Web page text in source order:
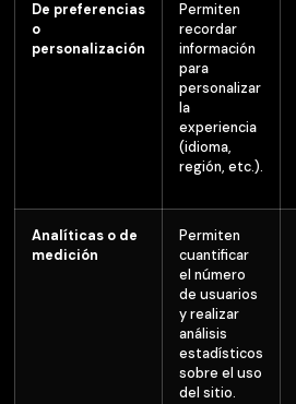
De preferencias
o
personalización
Permiten
recordar
información
para
personalizar
la
experiencia
(idioma,
región, etc.).
Analíticas o de
medición
Permiten
cuantificar
el número
de usuarios
y realizar
análisis
estadísticos
sobre el uso
del sitio.